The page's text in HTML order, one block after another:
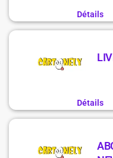
Détails
Détails